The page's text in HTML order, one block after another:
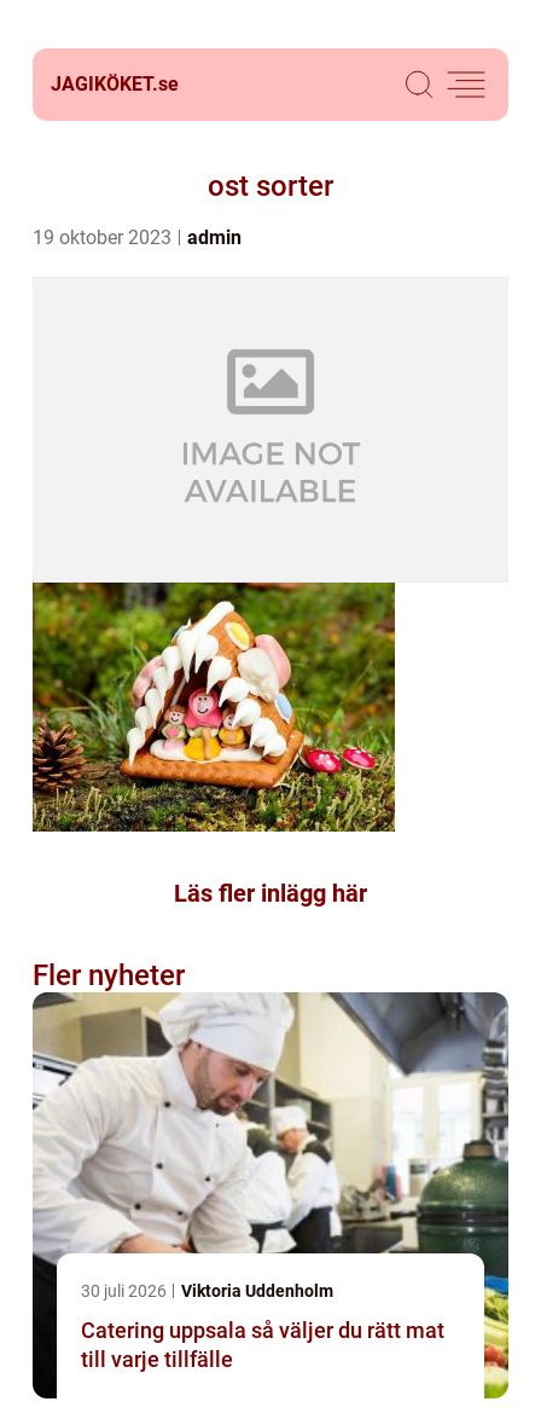
JAGIKÖKET.se
ost sorter
19 oktober 2023 admin
Läs fler inlägg här
Fler nyheter
30 juli 2026 Viktoria Uddenholm
Catering uppsala så väljer du rätt mat
till varje tillfälle